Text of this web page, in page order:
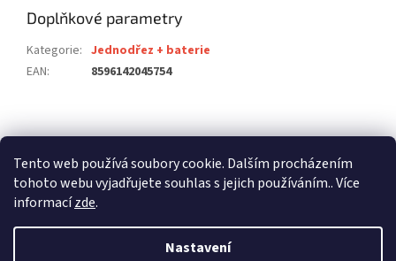
Tento web používá soubory cookie. Dalším procházením
tohoto webu vyjadřujete souhlas s jejich používáním.. Více
informacízde.
Nastavení
Doplňkové parametry
Kategorie: Jednodřez + baterie
EAN: 8596142045754
á
stavební pouzdra SCRIGNO
Vytvořil Shoptet